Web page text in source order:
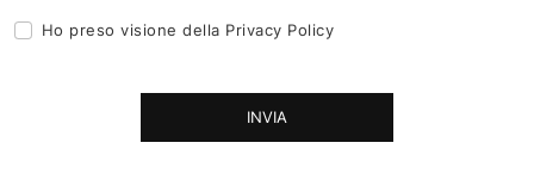
Ho preso visione della Privacy Policy
INVIA